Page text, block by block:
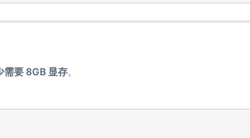
需要 8GB 显存。